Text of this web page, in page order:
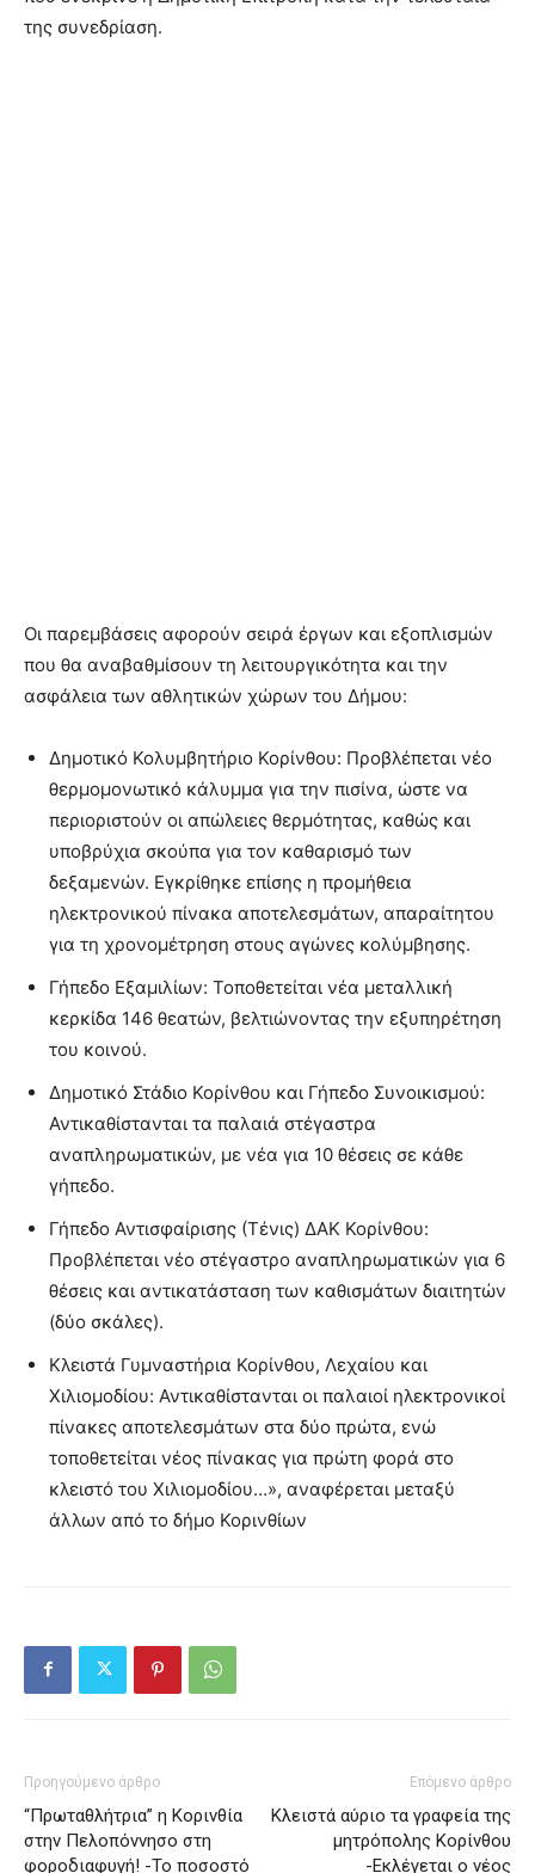
της συνεδρίαση.
Οι παρεμβάσεις αφορούν σειρά έργων και εξοπλισμών
που θα αναβαθμίσουν τη λειτουργικότητα και την
ασφάλεια των αθλητικών χώρων του Δήμου:
Δημοτικό Κολυμβητήριο Κορίνθου: Προβλέπεται νέο
θερμομονωτικό κάλυμμα για την πισίνα, ώστε να
περιοριστούν οι απώλειες θερμότητας, καθώς και
υποβρύχια σκούπα για τον καθαρισμό των
δεξαμενών. Εγκρίθηκε επίσης η προμήθεια
ηλεκτρονικού πίνακα αποτελεσμάτων, απαραίτητου
για τη χρονομέτρηση στους αγώνες κολύμβησης.
Γήπεδο Εξαμιλίων: Τοποθετείται νέα μεταλλική
κερκίδα 146 θεατών, βελτιώνοντας την εξυπηρέτηση
του κοινού.
Δημοτικό Στάδιο Κορίνθου και Γήπεδο Συνοικισμού:
Αντικαθίστανται τα παλαιά στέγαστρα
αναπληρωματικών, με νέα για 10 θέσεις σε κάθε
γήπεδο.
Γήπεδο Αντισφαίρισης (Τένις) ΔΑΚ Κορίνθου:
Προβλέπεται νέο στέγαστρο αναπληρωματικών για 6
θέσεις και αντικατάσταση των καθισμάτων διαιτητών
(δύο σκάλες).
Κλειστά Γυμναστήρια Κορίνθου, Λεχαίου και
Χιλιομοδίου: Αντικαθίστανται οι παλαιοί ηλεκτρονικοί
πίνακες αποτελεσμάτων στα δύο πρώτα, ενώ
τοποθετείται νέος πίνακας για πρώτη φορά στο
κλειστό του Χιλιομοδίου…», αναφέρεται μεταξύ
άλλων από το δήμο Κορινθίων
Προηγούμενο άρθρο
“Πρωταθλήτρια” η Κορινθία
στην Πελοπόννησο στη
φοροδιαφυγή! -Το ποσοστό
Επόμενο άρθρο
Κλειστά αύριο τα γραφεία της
μητρόπολης Κορίνθου
-Εκλέγεται ο νέος